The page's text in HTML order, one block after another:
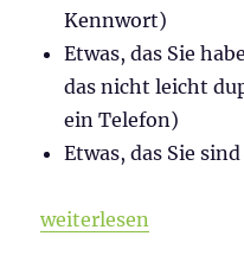
Kennwort)
Etwas, das Sie
das nicht leicht
ein Telefon)
Etwas, das Sie
„Microsoft Azure
weiterlesen